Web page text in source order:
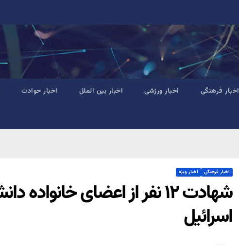
اخبار فرهنگی اخبار ورزشی اخبار بین الملل اخبار حوادث
اخبار فرهنگی اخبار ویژه
شهادت ۱۲ نفر از اعضای
اسرائیل